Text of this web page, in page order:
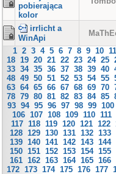
pobierająca
kolor
irrlicht a
WinApi
1 2 3 4 5 6 7 8 9 10 11
18 19 20 21 22 23 24 25
33 34 35 36 37 38 39 40
48 49 50 51 52 53 54 55
63 64 65 66 67 68 69 70
78 79 80 81 82 83 84 85
93 94 95 96 97 98 99 100
106 107 108 109 110 111
117 118 119 120 121 122
128 129 130 131 132 133
139 140 141 142 143 144
150 151 152 153 154 155
161 162 163 164 165 166
172 173 174 175 176 177